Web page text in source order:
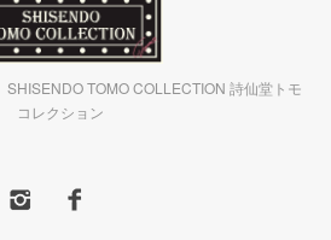
SHISENDO TOMO COLLECTION 詩仙堂トモ
コレクション